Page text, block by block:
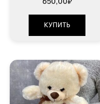
КУПИТЬ